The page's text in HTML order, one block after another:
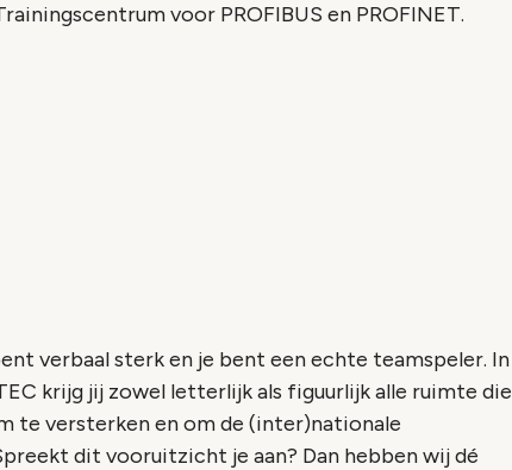
voor PROFIBUS en PROFINET.
verbaal sterk en je bent een echte teamspeler. In
krijg jij zowel letterlijk als figuurlijk alle ruimte die
te versterken en om de (inter)nationale
dit vooruitzicht je aan? Dan hebben wij dé